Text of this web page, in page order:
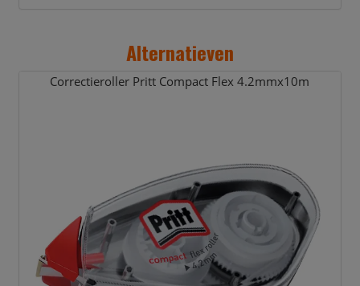
Alternatieven
Correctieroller Pritt Compact Flex 4.2mmx10m